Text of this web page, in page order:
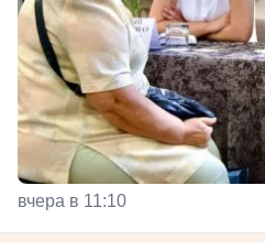
вчера в 11:10